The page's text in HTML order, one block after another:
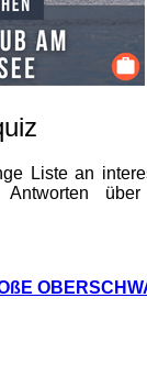
Liste an
Antworten